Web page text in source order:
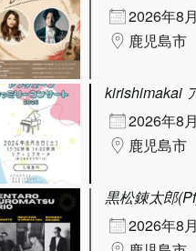
2026年8
鹿児島市
kirishimakai
2026年8
鹿児島市
黒松錬太郎
2026年8